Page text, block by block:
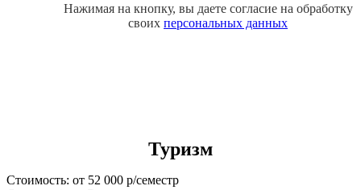
Нажимая на кнопку, вы даете согласие на обработку
своих персональных данных
Туризм
Стоимость: от 52 000 р/семестр